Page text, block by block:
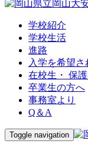
学校紹介
学校生活
進路
入学を希望
在校生・ 保
卒業生の方へ
事務室より
Q＆A
Toggle navigation